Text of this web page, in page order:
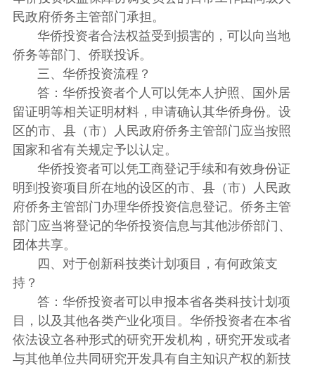
民政府侨务主管部门承担。
华侨投资者合法权益受到损害的，可以向当地
侨务等部门、侨联投诉。
三、华侨投资流程？
答：华侨投资者个人可以凭本人护照、国外居
留证明等相关证明材料，申请确认其华侨身份。设
区的市、县（市）人民政府侨务主管部门应当按照
国家和省有关规定予以认定。
华侨投资者可以凭工商登记手续和有效身份证
明到投资项目所在地的设区的市、县（市）人民政
府侨务主管部门办理华侨投资信息登记。侨务主管
部门应当将登记的华侨投资信息与其他涉侨部门、
团体共享。
四、对于创新科技类计划项目，有何政策支
持？
答：华侨投资者可以申报本省各类科技计划项
目，以及其他各类产业化项目。华侨投资者在本省
依法设立各种形式的研究开发机构，研究开发或者
与其他单位共同研究开发具有自主知识产权的新技